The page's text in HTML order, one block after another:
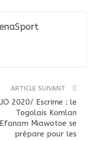
ARTICLE SUIVANT
JO 2020/ Escrime : le
Togolais Komlan
Efanam Miawotoe se
prépare pour les